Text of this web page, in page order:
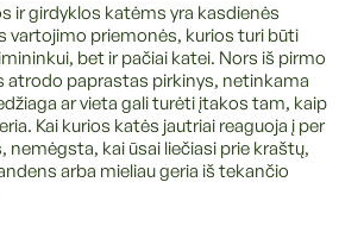
ir girdyklos katėms yra kasdienės
vartojimo priemonės, kurios turi būti
bet ir pačiai katei. Nors iš pirmo
atrodo paprastas pirkinys, netinkama
ar vieta gali turėti įtakos tam, kaip
Kai kurios katės jautriai reaguoja į per
nemėgsta, kai ūsai liečiasi prie kraštų,
arba mieliau geria iš tekančio